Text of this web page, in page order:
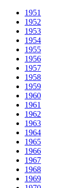
1951
1952
1953
1954
1955
1956
1957
1958
1959
1960
1961
1962
1963
1964
1965
1966
1967
1968
1969